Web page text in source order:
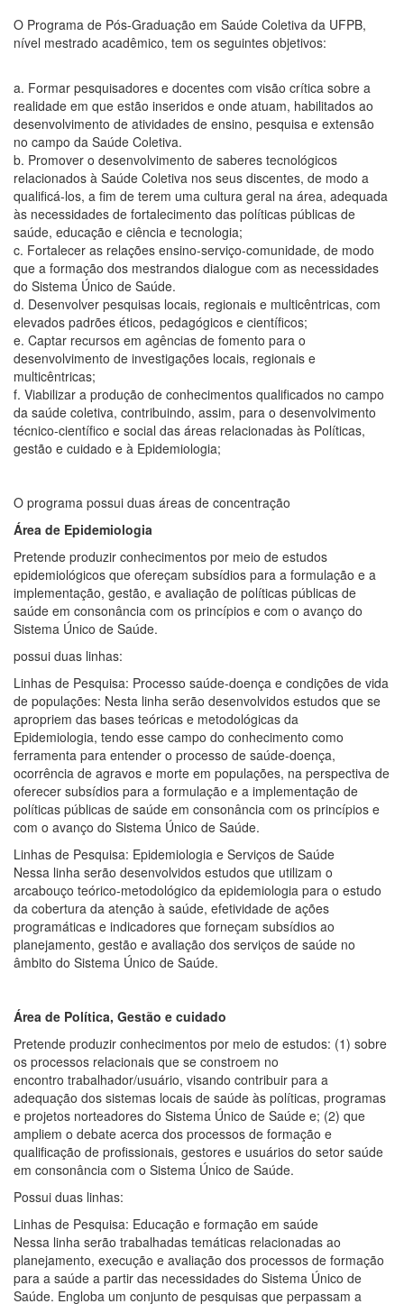
O Programa de Pós-Graduação em Saúde Coletiva da UFPB,
nível mestrado acadêmico, tem os seguintes objetivos:
a. Formar pesquisadores e docentes com visão crítica sobre a
realidade em que estão inseridos e onde atuam, habilitados ao
desenvolvimento de atividades de ensino, pesquisa e extensão
no campo da Saúde Coletiva.
b. Promover o desenvolvimento de saberes tecnológicos
relacionados à Saúde Coletiva nos seus discentes, de modo a
qualificá-los, a fim de terem uma cultura geral na área, adequada
às necessidades de fortalecimento das políticas públicas de
saúde, educação e ciência e tecnologia;
c. Fortalecer as relações ensino-serviço-comunidade, de modo
que a formação dos mestrandos dialogue com as necessidades
do Sistema Único de Saúde.
d. Desenvolver pesquisas locais, regionais e multicêntricas, com
elevados padrões éticos, pedagógicos e científicos;
e. Captar recursos em agências de fomento para o
desenvolvimento de investigações locais, regionais e
multicêntricas;
f. Viabilizar a produção de conhecimentos qualificados no campo
da saúde coletiva, contribuindo, assim, para o desenvolvimento
técnico-científico e social das áreas relacionadas às Políticas,
gestão e cuidado e à Epidemiologia;
O programa possui duas áreas de concentração
Área de Epidemiologia
Pretende produzir conhecimentos por meio de estudos
epidemiológicos que ofereçam subsídios para a formulação e a
implementação, gestão, e avaliação de políticas públicas de
saúde em consonância com os princípios e com o avanço do
Sistema Único de Saúde.
possui duas linhas:
Linhas de Pesquisa: Processo saúde-doença e condições de vida
de populações: Nesta linha serão desenvolvidos estudos que se
apropriem das bases teóricas e metodológicas da
Epidemiologia, tendo esse campo do conhecimento como
ferramenta para entender o processo de saúde-doença,
ocorrência de agravos e morte em populações, na perspectiva de
oferecer subsídios para a formulação e a implementação de
políticas públicas de saúde em consonância com os princípios e
com o avanço do Sistema Único de Saúde.
Linhas de Pesquisa: Epidemiologia e Serviços de Saúde
Nessa linha serão desenvolvidos estudos que utilizam o
arcabouço teórico-metodológico da epidemiologia para o estudo
da cobertura da atenção à saúde, efetividade de ações
programáticas e indicadores que forneçam subsídios ao
planejamento, gestão e avaliação dos serviços de saúde no
âmbito do Sistema Único de Saúde.
Área de Política, Gestão e cuidado
Pretende produzir conhecimentos por meio de estudos: (1) sobre
os processos relacionais que se constroem no
encontro trabalhador/usuário, visando contribuir para a
adequação dos sistemas locais de saúde às políticas, programas
e projetos norteadores do Sistema Único de Saúde e; (2) que
ampliem o debate acerca dos processos de formação e
qualificação de profissionais, gestores e usuários do setor saúde
em consonância com o Sistema Único de Saúde.
Possui duas linhas:
Linhas de Pesquisa: Educação e formação em saúde
Nessa linha serão trabalhadas temáticas relacionadas ao
planejamento, execução e avaliação dos processos de formação
para a saúde a partir das necessidades do Sistema Único de
Saúde. Engloba um conjunto de pesquisas que perpassam a